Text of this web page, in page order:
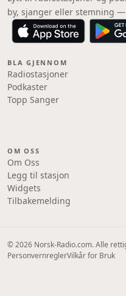
by, sjanger eller stemning
BLA GJENNOM
Radiostasjoner
Podkaster
Topp Sanger
OM OSS
Om Oss
Legg til stasjon
Widgets
Tilbakemelding
© 2026 Norsk-Radio.com. Alle
PersonvernreglerVilkår for Bruk